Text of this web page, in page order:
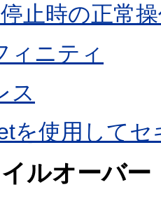
止時の正常
ィニティ
ス
を使用して
ルオーバー